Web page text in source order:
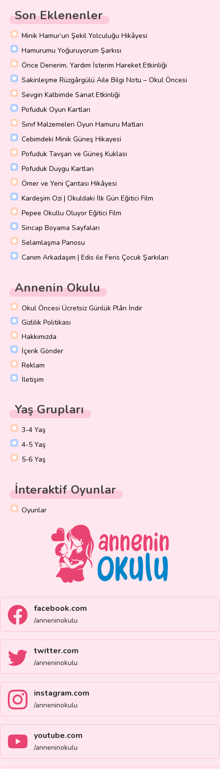
Son Eklenenler
Minik Hamur’un Şekil Yolculuğu Hikâyesi
Hamurumu Yoğuruyorum Şarkısı
Önce Denerim, Yardım İsterim Hareket Etkinliği
Sakinleşme Rüzgârgülü Aile Bilgi Notu – Okul Öncesi
Sevgin Kalbimde Sanat Etkinliği
Pofuduk Oyun Kartları
Sınıf Malzemeleri Oyun Hamuru Matları
Cebimdeki Minik Güneş Hikayesi
Pofuduk Tavşan ve Güneş Kuklası
Pofuduk Duygu Kartları
Ömer ve Yeni Çantası Hikâyesi
Kardeşim Ozi | Okuldaki İlk Gün Eğitici Film
Pepee Okullu Oluyor Eğitici Film
Sincap Boyama Sayfaları
Selamlaşma Panosu
Canım Arkadaşım | Edis ile Feris Çocuk Şarkıları
Annenin Okulu
Okul Öncesi Ücretsiz Günlük Plân İndir
Gizlilik Politikası
Hakkımızda
İçerik Gönder
Reklam
İletişim
Yaş Grupları
3-4 Yaş
4-5 Yaş
5-6 Yaş
İnteraktif Oyunlar
Oyunlar
facebook.com
/anneninokulu
twitter.com
/anneninokulu
instagram.com
/anneninokulu
youtube.com
/anneninokulu